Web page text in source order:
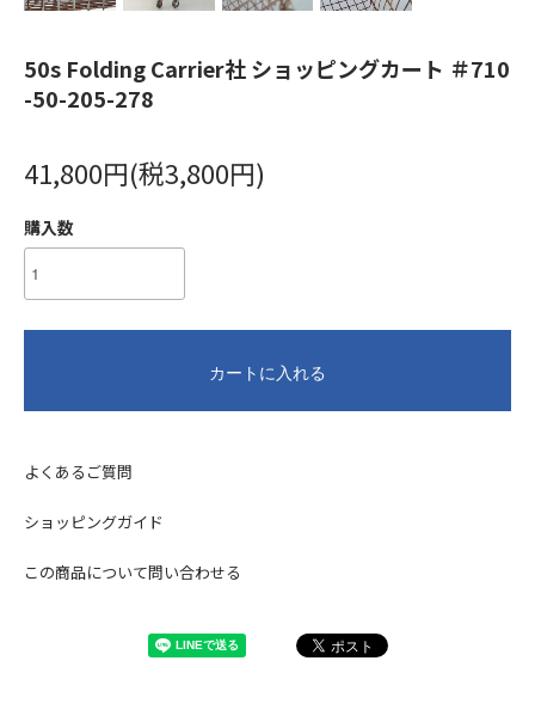
50s Folding Carrier社 ショッピングカート ＃710
-50-205-278
41,800円(税3,800円)
購入数
カートに入れる
よくあるご質問
ショッピングガイド
この商品について問い合わせる